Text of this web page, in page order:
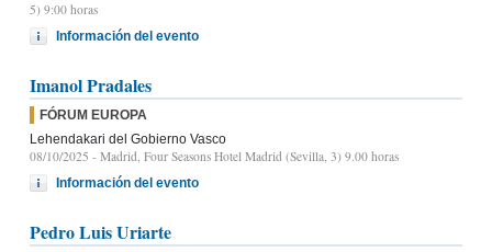
5) 9:00 horas
Información del evento
Imanol Pradales
FÓRUM EUROPA
Lehendakari del Gobierno Vasco
08/10/2025 - Madrid, Four Seasons Hotel Madrid (Sevilla, 3) 9.00 horas
Información del evento
Pedro Luis Uriarte